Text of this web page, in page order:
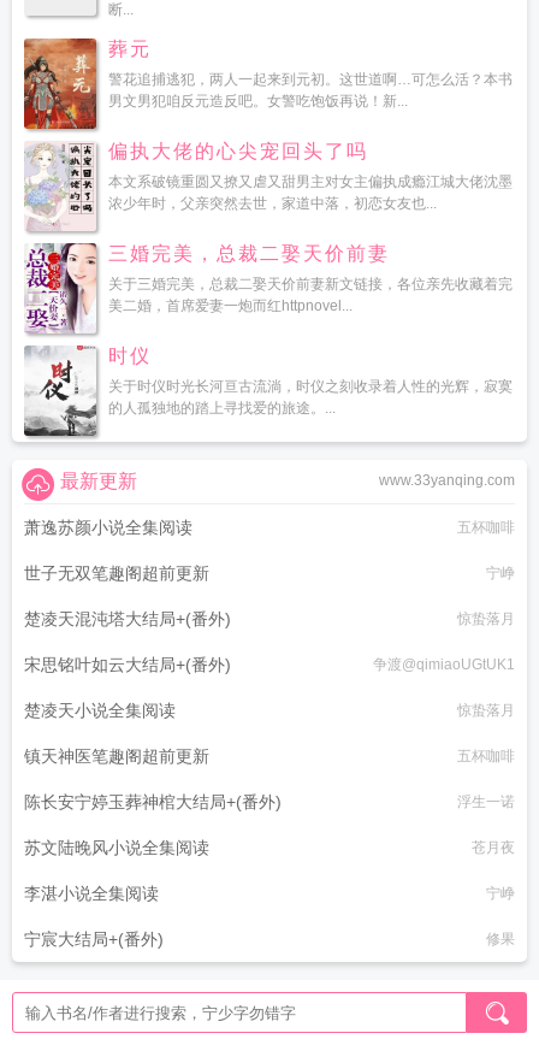
断...
葬元
警花追捕逃犯，两人一起来到元初。这世道啊…可怎么活？本书
男文男犯咱反元造反吧。女警吃饱饭再说！新...
偏执大佬的心尖宠回头了吗
本文系破镜重圆又撩又虐又甜男主对女主偏执成瘾江城大佬沈墨
浓少年时，父亲突然去世，家道中落，初恋女友也...
三婚完美，总裁二娶天价前妻
关于三婚完美，总裁二娶天价前妻新文链接，各位亲先收藏着完
美二婚，首席爱妻一炮而红httpnovel...
时仪
关于时仪时光长河亘古流淌，时仪之刻收录着人性的光辉，寂寞
的人孤独地的踏上寻找爱的旅途。...
www.33yanqing.com
最新更新
萧逸苏颜小说全集阅读 五杯咖啡
世子无双笔趣阁超前更新 宁峥
楚凌天混沌塔大结局+(番外) 惊蛰落月
宋思铭叶如云大结局+(番外) 争渡@qimiaoUGtUK1
楚凌天小说全集阅读 惊蛰落月
镇天神医笔趣阁超前更新 五杯咖啡
陈长安宁婷玉葬神棺大结局+(番外) 浮生一诺
苏文陆晚风小说全集阅读 苍月夜
李湛小说全集阅读 宁峥
宁宸大结局+(番外) 修果